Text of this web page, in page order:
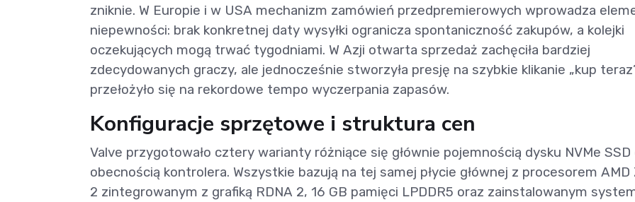
zniknie. W Europie i w USA mechanizm zamówień przedpremierowych wprowadza
niepewności: brak konkretnej daty wysyłki ogranicza spontaniczność zakupów, a kolejki
oczekujących mogą trwać tygodniami. W Azji otwarta sprzedaż zachęciła bardziej
zdecydowanych graczy, ale jednocześnie stworzyła presję na szybkie klikanie „kup
przełożyło się na rekordowe tempo wyczerpania zapasów.
Konfiguracje sprzętowe i struktura cen
Valve przygotowało cztery warianty różniące się głównie pojemnością dysku NVMe SSD
obecnością kontrolera. Wszystkie bazują na tej samej płycie głównej z procesorem AMD
2 zintegrowanym z grafiką RDNA 2, 16 GB pamięci LPDDR5 oraz zainstalowanym